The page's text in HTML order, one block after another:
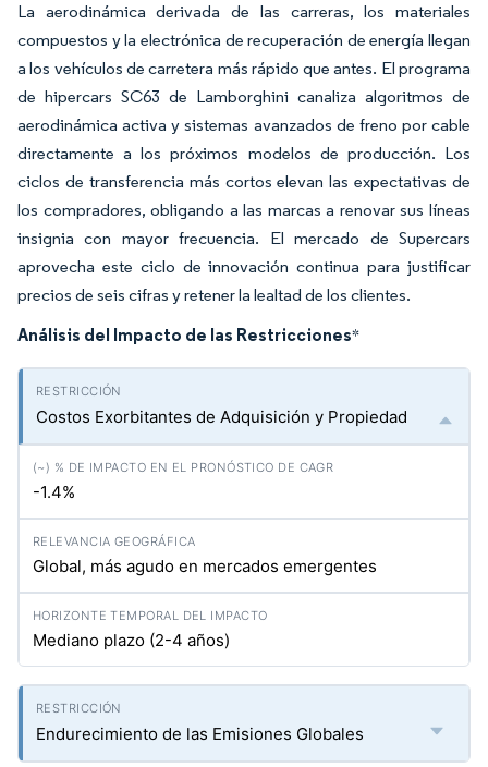
La aerodinámica derivada de las carreras, los materiales
compuestos y la electrónica de recuperación de energía llegan
a los vehículos de carretera más rápido que antes. El programa
de hipercars SC63 de Lamborghini canaliza algoritmos de
aerodinámica activa y sistemas avanzados de freno por cable
directamente a los próximos modelos de producción. Los
ciclos de transferencia más cortos elevan las expectativas de
los compradores, obligando a las marcas a renovar sus líneas
insignia con mayor frecuencia. El mercado de Supercars
aprovecha este ciclo de innovación continua para justificar
precios de seis cifras y retener la lealtad de los clientes.
Análisis del Impacto de las Restricciones*
Costos Exorbitantes de Adquisición y Propiedad
-1.4%
Global, más agudo en mercados emergentes
Mediano plazo (2-4 años)
Endurecimiento de las Emisiones Globales